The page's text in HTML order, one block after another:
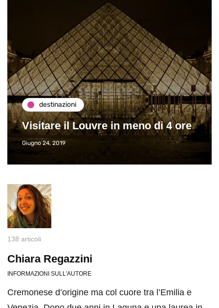
destinazioni
il Louvre in meno di 4 ore
24, 2019 Giugno
138 articoli
Chiara Regazzini
INFORMAZIONI SULL'AUTORE
Cremonese d’origine ma col cuore tra l’Emilia e